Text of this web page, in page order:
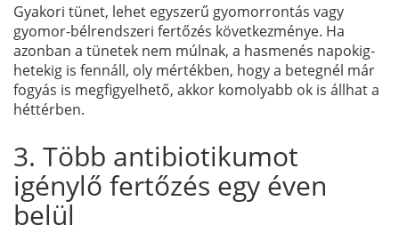
Gyakori tünet, lehet egyszerű gyomorrontás vagy
gyomor-bélrendszeri fertőzés következménye. Ha
azonban a tünetek nem múlnak, a hasmenés napokig-
hetekig is fennáll, oly mértékben, hogy a betegnél már
fogyás is megfigyelhető, akkor komolyabb ok is állhat a
héttérben.
3. Több antibiotikumot
igénylő fertőzés egy éven
belül